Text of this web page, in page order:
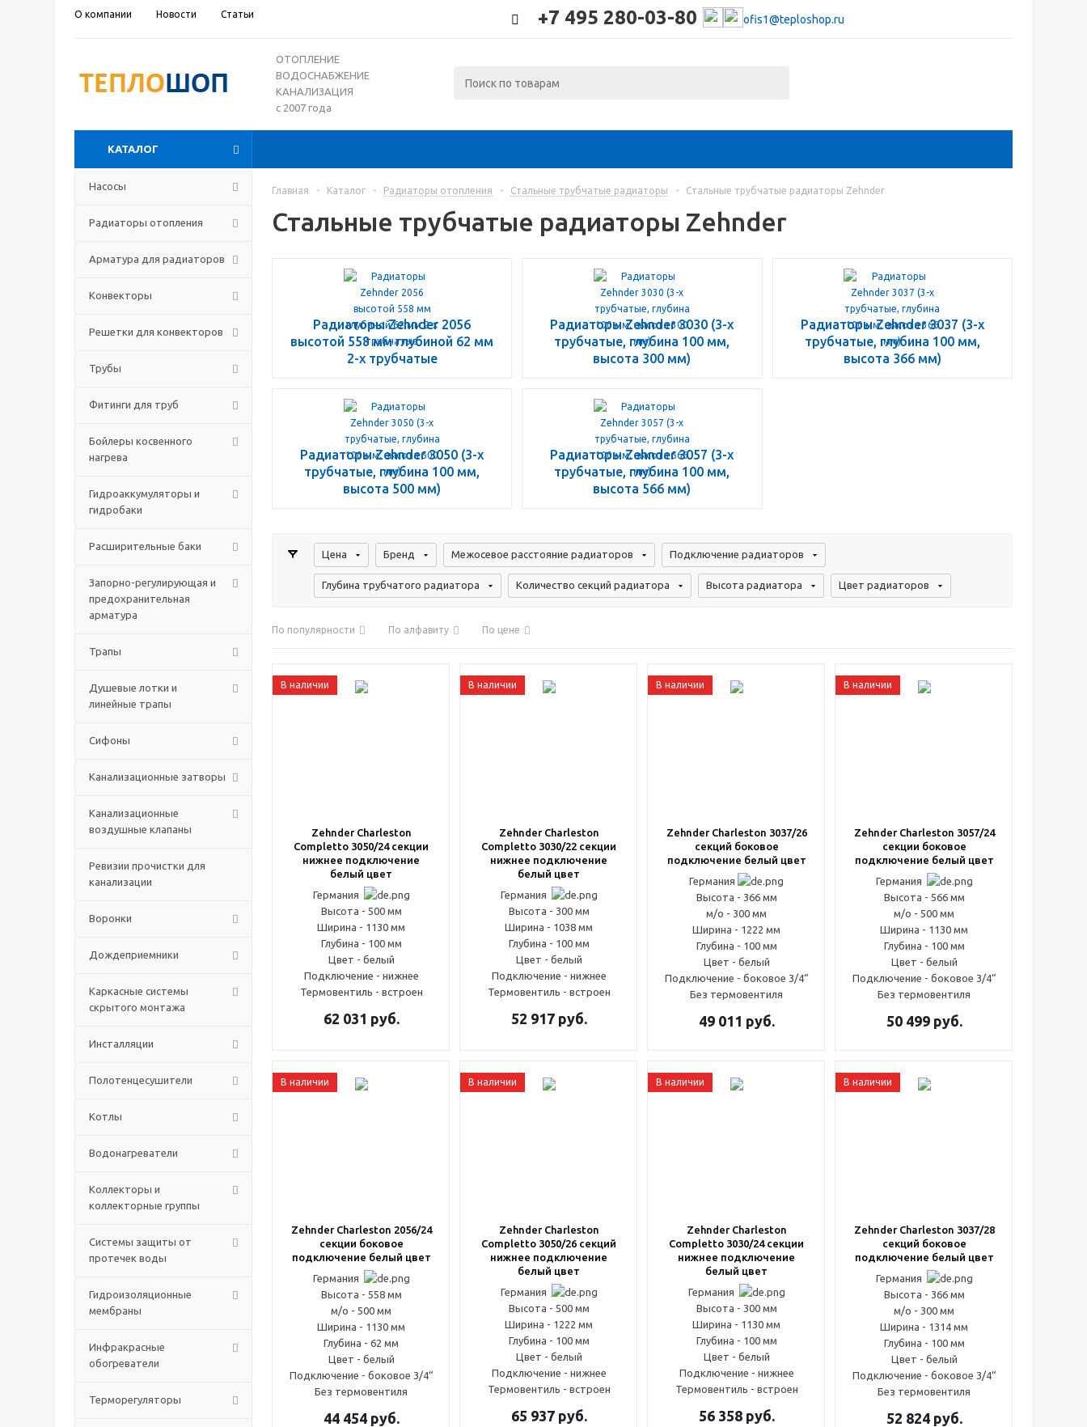
О компании Новости Статьи +7 495 280-03-80 ofis1@teploshop.ru
ОТОПЛЕНИЕ
ВОДОСНАБЖЕНИЕ
КАНАЛИЗАЦИЯ
с 2007 года
КАТАЛОГ
Насосы
Радиаторы отопления
Арматура для радиаторов
Конвекторы
Решетки для конвекторов
Трубы
Фитинги для труб
Бойлеры косвенного
нагрева
Гидроаккумуляторы и
гидробаки
Расширительные баки
Запорно-регулирующая и
предохранительная
арматура
Трапы
Душевые лотки и
линейные трапы
Сифоны
Канализационные затворы
Канализационные
воздушные клапаны
Ревизии прочистки для
канализации
Воронки
Дождеприемники
Каркасные системы
скрытого монтажа
Инсталляции
Полотенцесушители
Котлы
Водонагреватели
Коллекторы и
коллекторные группы
Системы защиты от
протечек воды
Гидроизоляционные
мембраны
Инфракрасные
обогреватели
Терморегуляторы
Главная - Каталог - Радиаторы отопления - Стальные трубчатые радиаторы - Стальные трубчатые радиаторы Zehnder
Стальные трубчатые радиаторы Zehnder
Радиаторы Zehnder 2056
высотой 558 мм глубиной 62 мм
2-х трубчатые
Радиаторы Zehnder 3030 (3-х
трубчатые, глубина 100 мм,
высота 300 мм)
Радиаторы Zehnder 3037 (3-х
трубчатые, глубина 100 мм,
высота 366 мм)
Радиаторы Zehnder 3050 (3-х
трубчатые, глубина 100 мм,
высота 500 мм)
Радиаторы Zehnder 3057 (3-х
трубчатые, глубина 100 мм,
высота 566 мм)
Цена Бренд Межосевое расстояние радиаторов Подключение радиаторов
Глубина трубчатого радиатора Количество секций радиатора Высота радиатора Цвет радиаторов
По популярности По алфавиту По цене
В наличии
Zehnder Charleston
Completto 3050/24 секции
нижнее подключение
белый цвет
Германия
Высота - 500 мм
Ширина - 1130 мм
Глубина - 100 мм
Цвет - белый
Подключение - нижнее
Термовентиль - встроен
62 031 руб.
В наличии
Zehnder Charleston
Completto 3030/22 секции
нижнее подключение
белый цвет
Германия
Высота - 300 мм
Ширина - 1038 мм
Глубина - 100 мм
Цвет - белый
Подключение - нижнее
Термовентиль - встроен
52 917руб.
В наличии
Zehnder Charleston 3037/26
секций боковое
подключение белый цвет
Германия
Высота - 366 мм
м/о - 300 мм
Ширина - 1222 мм
Глубина - 100 мм
Цвет - белый
Подключение - боковое 3/4“
Без термовентиля
49 011 руб.
В наличии
Zehnder Charleston 3057/24
секции боковое
подключение белый цвет
Германия
Высота - 566 мм
м/о - 500 мм
Ширина - 1130 мм
Глубина - 100 мм
Цвет - белый
Подключение - боковое 3/4“
Без термовентиля
50 499руб.
В наличии
Zehnder Charleston 2056/24
секции боковое
подключение белый цвет
Германия
Высота - 558 мм
м/о - 500 мм
Ширина - 1130 мм
Глубина - 62 мм
Цвет - белый
Подключение - боковое 3/4“
Без термовентиля
44 454руб.
В наличии
Zehnder Charleston
Completto 3050/26 секций
нижнее подключение
белый цвет
Германия
Высота - 500 мм
Ширина - 1222 мм
Глубина - 100 мм
Цвет - белый
Подключение - нижнее
Термовентиль - встроен
65 937руб.
В наличии
Zehnder Charleston
Completto 3030/24 секции
нижнее подключение
белый цвет
Германия
Высота - 300 мм
Ширина - 1130 мм
Глубина - 100 мм
Цвет - белый
Подключение - нижнее
Термовентиль - встроен
56 358руб.
В наличии
Zehnder Charleston 3037/28
секций боковое
подключение белый цвет
Германия
Высота - 366 мм
м/о - 300 мм
Ширина - 1314 мм
Глубина - 100 мм
Цвет - белый
Подключение - боковое 3/4“
Без термовентиля
52 824руб.